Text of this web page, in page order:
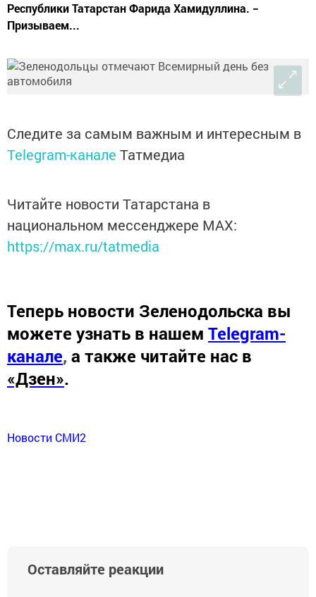
Республики Татарстан Фарида Хамидуллина. −
Призываем...
Следите за самым важным и интересным в
Telegram-канале Татмедиа
Читайте новости Татарстана в
национальном мессенджере MАХ:
https://max.ru/tatmedia
Теперь новости Зеленодольска вы
можете узнать в нашем Telegram-
канале, а также читайте нас в
«Дзен».
Новости СМИ2
Оставляйте реакции